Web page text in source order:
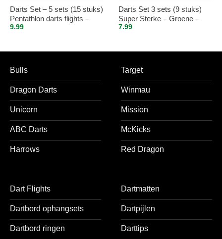
Darts Set – 5 sets (15 stuks)
Pentathlon darts flights –
super stevig – blauw – incl. 5
9.99
Darts Set 3 sets (9 stuks)
Super Sterke – Groene –
Vista-X – flights – darts
7.99
Bulls
Dragon Darts
Unicorn
ABC Darts
Harrows
Target
Winmau
Mission
McKicks
Red Dragon
Dart Flights
Dartbord ophangsets
Dartbord ringen
Dartmatten
Dartpijlen
Darttips